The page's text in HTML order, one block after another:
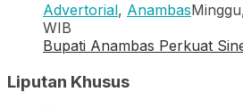
Advertorial, Anambas
WIB
Bupati Anambas Perkuat
Liputan Khusus